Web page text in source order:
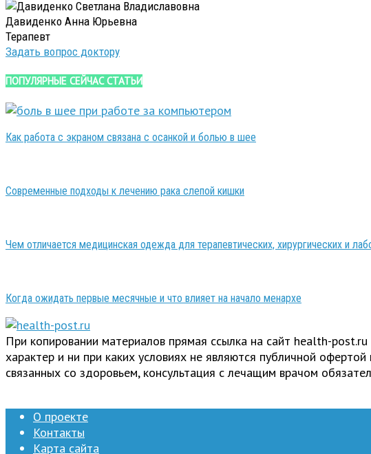
Давиденко Анна Юрьевна
Терапевт
Задать вопрос доктору
ПОПУЛЯРНЫЕ СЕЙЧАС СТАТЬИ
Как работа с экраном связана с осанкой и болью в шее
Современные подходы к лечению рака слепой кишки
Чем отличается медицинская одежда для терапевтических, хирургических и
Когда ожидать первые месячные и что влияет на начало менархе
При копировании материалов прямая ссылка на сайт health-
характер и ни при каких условиях не являются публичной
связанных со здоровьем, консультация с лечащим врачом
О проекте
Контакты
Карта сайта